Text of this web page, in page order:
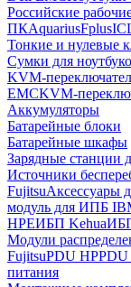
Российские
ПКAquariusFplus
Тонкие и нулевые
Сумки для
KVM-
EMCKVM-
Аккумуляторы
Батарейные блоки
Батарейные шкафы
Зарядные станции
Источники
FujitsuАксессуары
модуль для ИПБ
HPEИБП Kehua
Модули
FujitsuPDU HPPDU
питания